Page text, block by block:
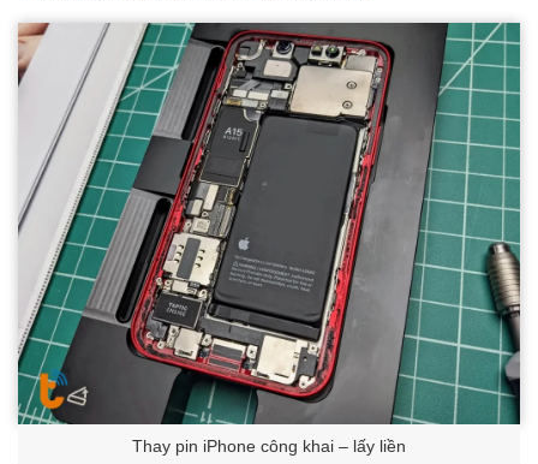
Thay pin iPhone công khai – lấy liền